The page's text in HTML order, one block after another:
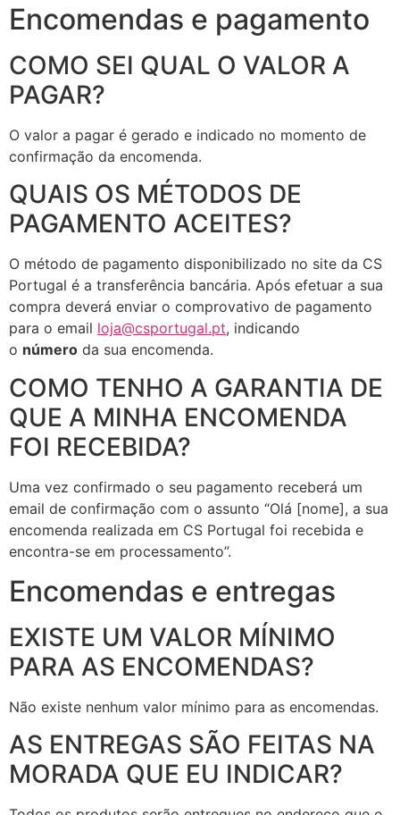
Encomendas e pagamento
COMO SEI QUAL O VALOR A
PAGAR?
O valor a pagar é gerado e indicado no momento de
confirmação da encomenda.
QUAIS OS MÉTODOS DE
PAGAMENTO ACEITES?
O método de pagamento disponibilizado no site da CS
Portugal é a transferência bancária. Após efetuar a sua
compra deverá enviar o comprovativo de pagamento
para o email loja@csportugal.pt, indicando
o número da sua encomenda.
COMO TENHO A GARANTIA DE
QUE A MINHA ENCOMENDA
FOI RECEBIDA?
Uma vez confirmado o seu pagamento receberá um
email de confirmação com o assunto “Olá [nome], a sua
encomenda realizada em CS Portugal foi recebida e
encontra-se em processamento”.
Encomendas e entregas
EXISTE UM VALOR MÍNIMO
PARA AS ENCOMENDAS?
Não existe nenhum valor mínimo para as encomendas.
AS ENTREGAS SÃO FEITAS NA
MORADA QUE EU INDICAR?